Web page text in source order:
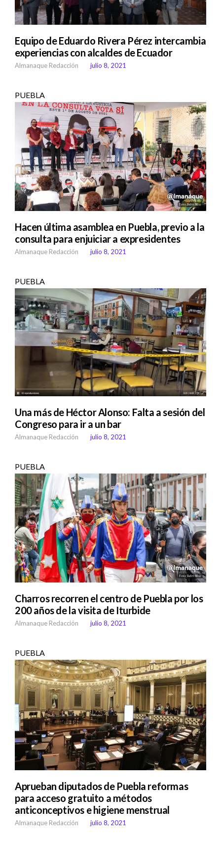
Equipo de Eduardo Rivera Pérez intercambia
experiencias con alcaldes de Ecuador
Almanaque Redacción julio 8, 2021
PUEBLA
Hacen última asamblea en Puebla, previo a la
consulta para enjuiciar a expresidentes
Almanaque Redacción julio 8, 2021
PUEBLA
Una más de Héctor Alonso: Falta a sesión del
Congreso para ir a un bar
Almanaque Redacción julio 8, 2021
PUEBLA
Charros recorren el centro de Puebla por los
200 años de la visita de Iturbide
Almanaque Redacción julio 8, 2021
PUEBLA
Aprueban diputados de Puebla reformas
para acceso gratuito a métodos
anticonceptivos e higiene menstrual
Almanaque Redacción julio 8, 2021